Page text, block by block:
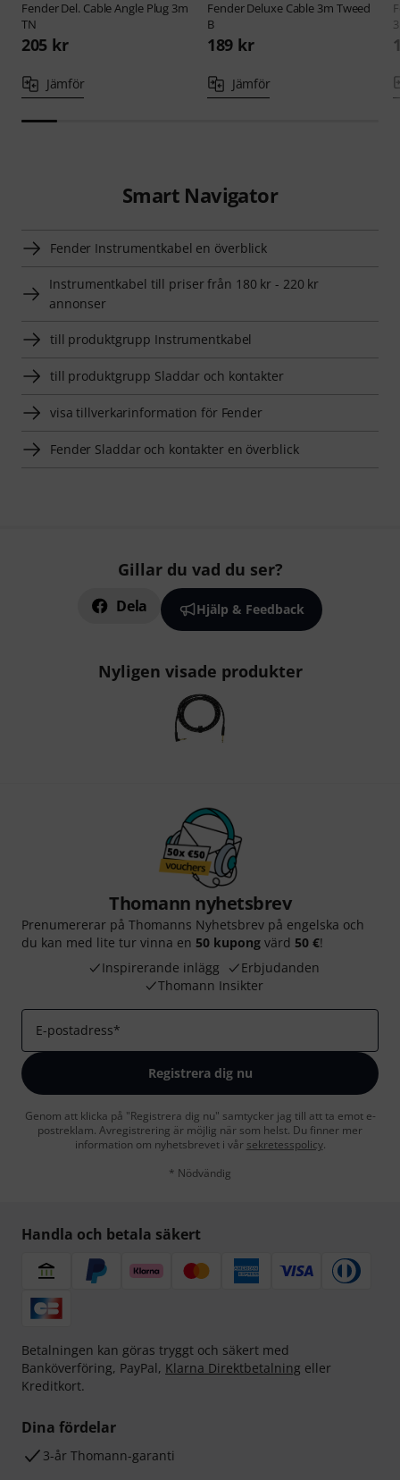
FenderDel. Cable Angle Plug 3m
TN
205 kr
Jämför
FenderDeluxe Cable 3m Tweed
B
189 kr
Jämför
Smart Navigator
Fender Instrumentkabel en överblick
Instrumentkabel till priser från 180 kr - 220 kr
annonser
till produktgrupp Instrumentkabel
till produktgrupp Sladdar och kontakter
visa tillverkarinformation för Fender
Fender Sladdar och kontakter en överblick
Gillar du vad du ser?
Dela Hjälp & Feedback
Nyligen visade produkter
Thomann nyhetsbrev
Prenumererar på Thomanns Nyhetsbrev på engelska och
du kan med lite tur vinna en 50 kupong värd 50 €!
Inspirerande inlägg
Erbjudanden
Thomann Insikter
E-postadress*
Registrera dig nu
Genom att klicka på "Registrera dig nu" samtycker jag till att ta emot e-
postreklam. Avregistrering är möjlig när som helst. Du finner mer
information om nyhetsbrevet i vår sekretesspolicy.
* Nödvändig
Handla och betala säkert
Betalningen kan göras tryggt och säkert med
Banköverföring, PayPal, Klarna Direktbetalning eller
Kreditkort.
Dina fördelar
3-år Thomann-garanti